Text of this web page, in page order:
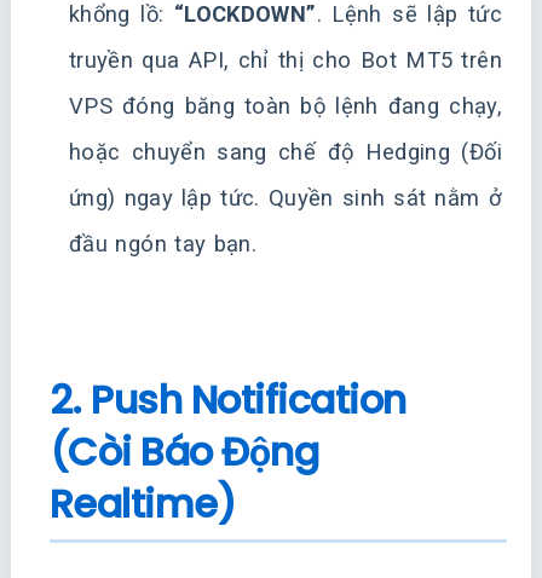
khổng lồ: “LOCKDOWN”. Lệnh sẽ lập tức
truyền qua API, chỉ thị cho Bot MT5 trên
VPS đóng băng toàn bộ lệnh đang chạy,
hoặc chuyển sang chế độ Hedging (Đối
ứng) ngay lập tức. Quyền sinh sát nằm ở
đầu ngón tay bạn.
2. Push Notification
(Còi Báo Động
Realtime)